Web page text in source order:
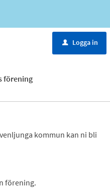
u Logga in
förening
kommun kan ni bli
förening.